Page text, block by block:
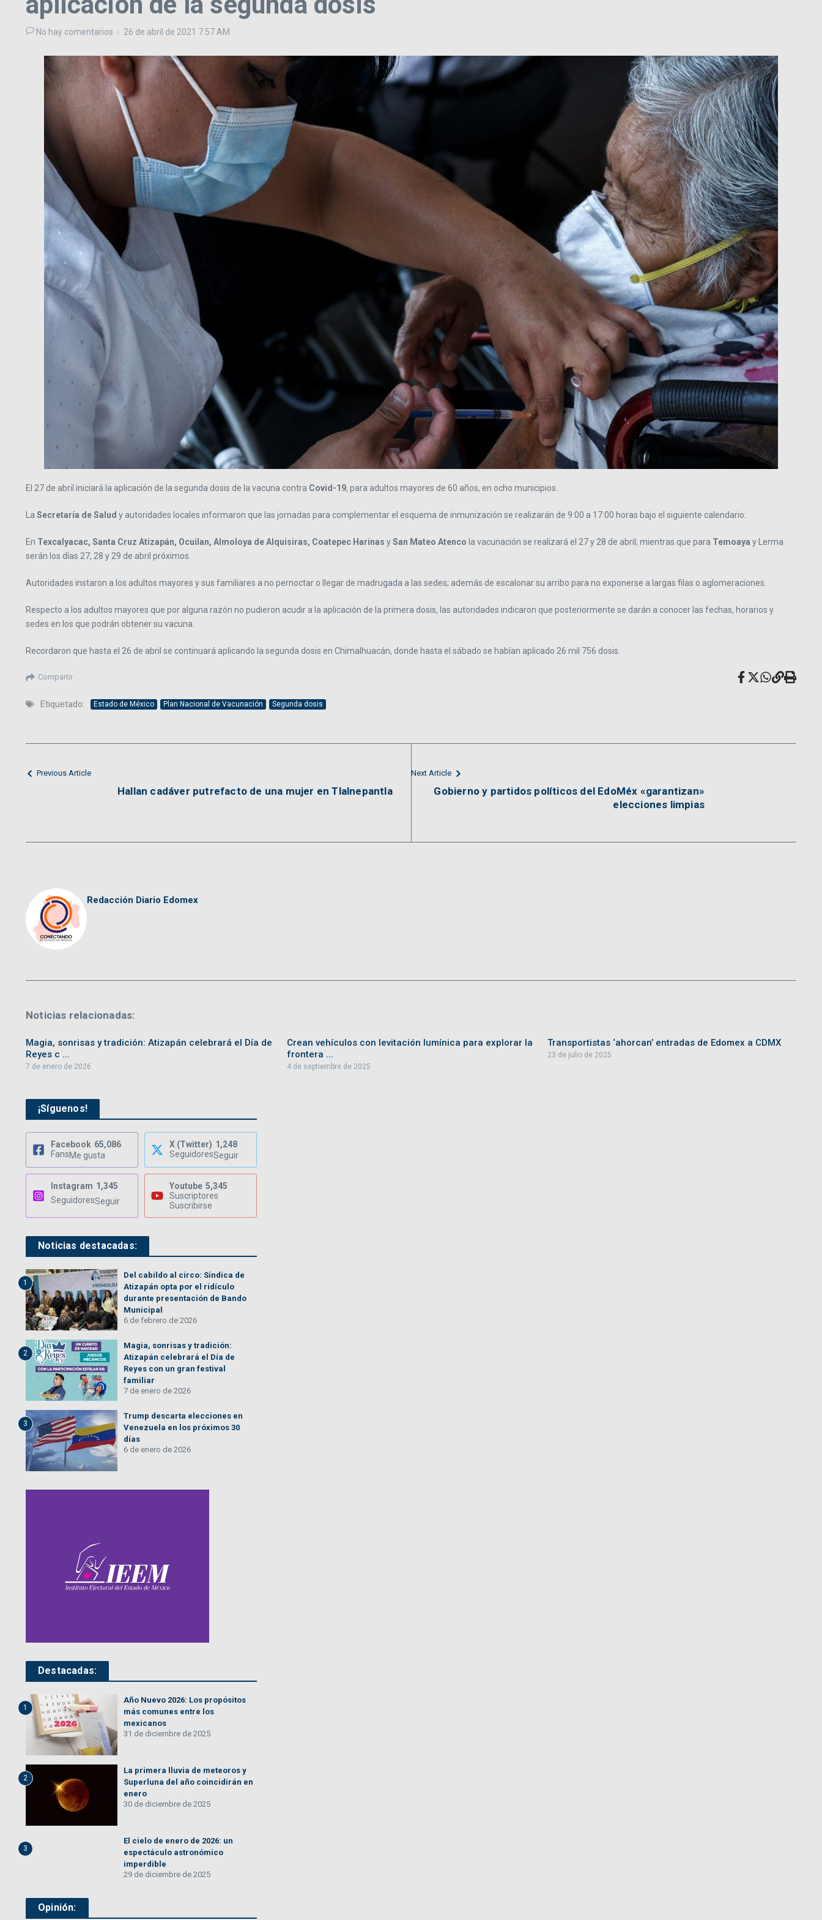
No hay comentarios 26 de abril de 2021 7:57 AM
El 27 de abril iniciará la aplicación de la segunda dosis de la vacuna contra Covid-19, para adultos mayores de 60 años, en ocho municipios.
La Secretaría de Salud y autoridades locales informaron que las jornadas para complementar el esquema de inmunización se realizarán de 9:00 a 17:00 horas bajo el siguiente calendario:
En Texcalyacac, Santa Cruz Atizapán, Ocuilan, Almoloya de Alquisiras, Coatepec Harinas ySan Mateo Atenco la vacunación se realizará el 27 y 28 de abril; mientras que para Temoaya y Lerma
serán los días 27, 28 y 29 de abril próximos.
Autoridades instaron a los adultos mayores y sus familiares a no pernoctar o llegar de madrugada a las sedes; además de escalonar su arribo para no exponerse a largas filas o aglomeraciones.
Respecto a los adultos mayores que por alguna razón no pudieron acudir a la aplicación de la primera dosis, las autoridades indicaron que posteriormente se darán a conocer las fechas, horarios y
sedes en los que podrán obtener su vacuna.
Recordaron que hasta el 26 de abril se continuará aplicando la segunda dosis en Chimalhuacán, donde hasta el sábado se habían aplicado 26 mil 756 dosis.
Compartir
Etiquetado: Estado de México Plan Nacional de Vacunación Segunda dosis
Previous Article
Hallan cadáver putrefacto de una mujer en Tlalnepantla
Next Article
Gobierno y partidos políticos del EdoMéx «garantizan»
elecciones limpias
Redacción Diario Edomex
Noticias relacionadas:
Magia, sonrisas y tradición: Atizapán celebrará el Día de
Reyes c ...
7 de enero de 2026
Crean vehículos con levitación lumínica para explorar la
frontera ...
4 de septiembre de 2025
Transportistas ‘ahorcan’ entradas de Edomex a CDMX
23 de julio de 2025
¡Síguenos!
Facebook 65,086
FansMe gusta
X (Twitter) 1,248
SeguidoresSeguir
Instagram 1,345
SeguidoresSeguir
Youtube 5,345
Suscriptores
Suscribirse
Noticias destacadas:
1
Del cabildo al circo: Síndica de
Atizapán opta por el ridículo
durante presentación de Bando
Municipal
6 de febrero de 2026
2
Magia, sonrisas y tradición:
Atizapán celebrará el Día de
Reyes con un gran festival
familiar
7 de enero de 2026
3
Trump descarta elecciones en
Venezuela en los próximos 30
días
6 de enero de 2026
Destacadas:
1
Año Nuevo 2026: Los propósitos
más comunes entre los
mexicanos
31 de diciembre de 2025
2
La primera lluvia de meteoros y
Superluna del año coincidirán en
enero
30 de diciembre de 2025
3
El cielo de enero de 2026: un
espectáculo astronómico
imperdible
29 de diciembre de 2025
Opinión: